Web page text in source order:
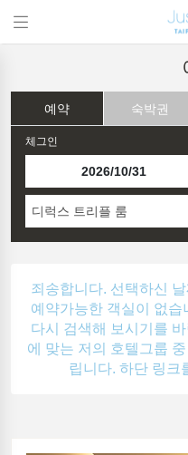
예약 숙박권
체그인
디럭스 트리플 룸
죄송합니다. 선택하신
예약가능한 객실이 없습
다시 검색해 보시기를
에 맞는 저의 호텔그룹
립니다. 하단 링크